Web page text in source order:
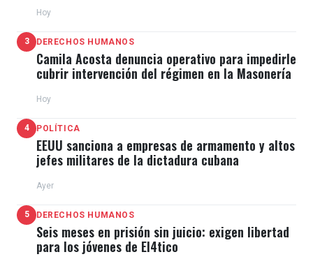
Hoy
3 DERECHOS HUMANOS
Camila Acosta denuncia operativo para impedirle
cubrir intervención del régimen en la Masonería
Hoy
4 POLÍTICA
EEUU sanciona a empresas de armamento y altos
jefes militares de la dictadura cubana
Ayer
5 DERECHOS HUMANOS
Seis meses en prisión sin juicio: exigen libertad
para los jóvenes de El4tico